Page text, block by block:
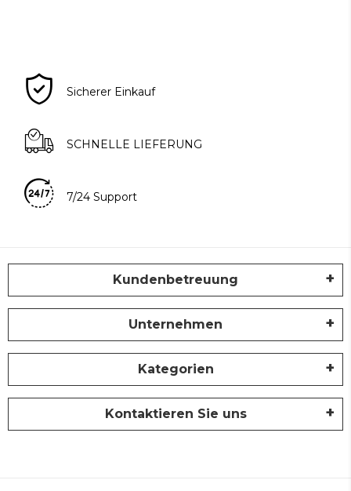
Sicherer Einkauf
SCHNELLE LIEFERUNG
7/24 Support
Kundenbetreuung
Unternehmen
Kategorien
Kontaktieren Sie uns